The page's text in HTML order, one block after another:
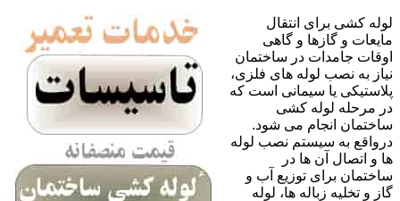
لوله کشی برای انتقال
مایعات و گازها و گاهی
اوقات جامدات در ساختمان
نیاز به نصب لوله های فلزی،
پلاستیکی یا سیمانی است که
در مرحله لوله کشی
ساختمان انجام می شود.
درواقع به سیستم نصب لوله
ها و اتصال آن ها در
ساختمان برای توزیع آب و
گاز و تخلیه زباله ها، لوله